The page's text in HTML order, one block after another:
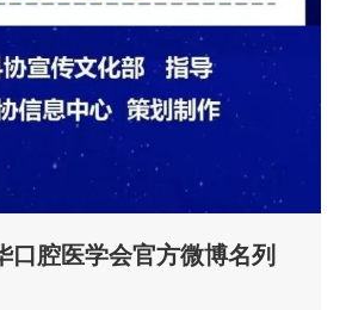
口腔医学会官方微博名列